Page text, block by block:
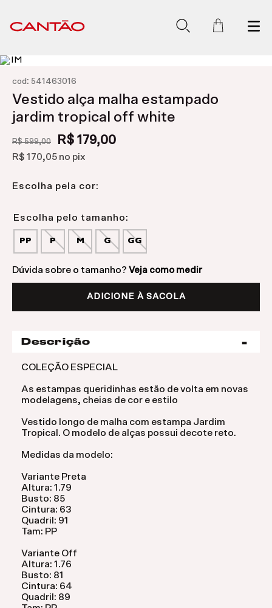
cod : 541463016
Vestido alça malha estampado
jardim tropical off white
R$ 599,00 R$ 179,00
R$ 170,05 no pix
Escolha pela cor:
PP P M G GG
Dúvida sobre o tamanho? Veja como medir
ADICIONE À SACOLA
Descrição
COLEÇÃO ESPECIAL
As estampas queridinhas estão de volta em novas
modelagens, cheias de cor e estilo
Vestido longo de malha com estampa Jardim
Tropical. O modelo de alças possui decote reto.
Medidas da modelo:
Variante Preta
Altura: 1.79
Busto: 85
Cintura: 63
Quadril: 91
Tam: PP
Variante Off
Altura: 1.76
Busto: 81
Cintura: 64
Quadril: 89